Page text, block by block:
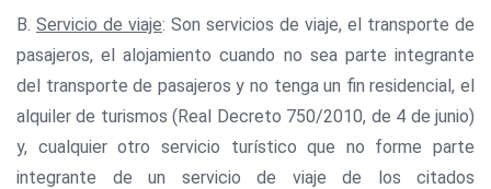
B. Servicio de viaje: Son servicios de viaje, el transporte de
pasajeros, el alojamiento cuando no sea parte integrante
del transporte de pasajeros y no tenga un fin residencial, el
alquiler de turismos (Real Decreto 750/2010, de 4 de junio)
y, cualquier otro servicio turístico que no forme parte
integrante de un servicio de viaje de los citados